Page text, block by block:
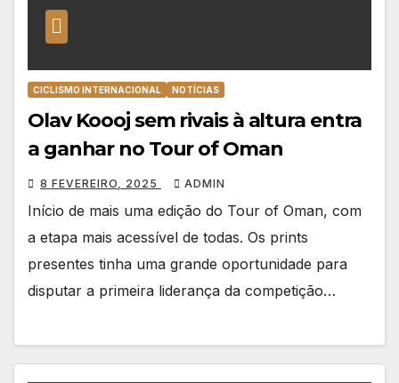
CICLISMO INTERNACIONAL NOTÍCIAS
Olav Koooj sem rivais à altura entra
a ganhar no Tour of Oman
8 FEVEREIRO, 2025 ADMIN
Início de mais uma edição do Tour of Oman, com
a etapa mais acessível de todas. Os prints
presentes tinha uma grande oportunidade para
disputar a primeira liderança da competição…